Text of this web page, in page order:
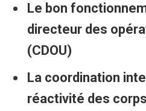
Le bon
directeur des
(CDOU)
La coordination
réactivité des